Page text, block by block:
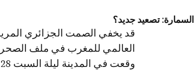
السمارة: تصعيد جديد؟
قد يخفي الصمت الجزائري
العالمي للمغرب في ملف